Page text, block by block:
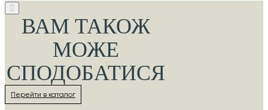
ВАМ ТАКОЖ
МОЖЕ
СПОДОБАТИСЯ
Перейти в каталог